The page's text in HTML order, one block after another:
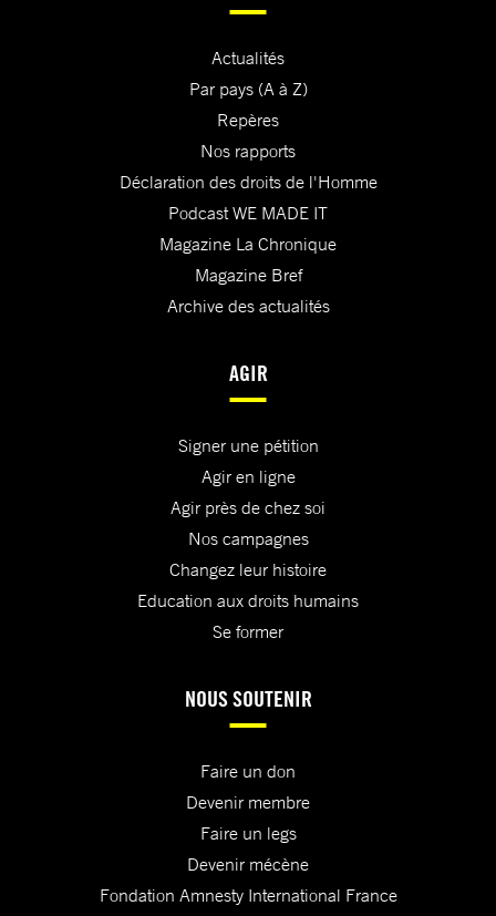
Actualités
Par pays (A à Z)
Repères
Nos rapports
Déclaration des droits de l'Homme
Podcast WE MADE IT
Magazine La Chronique
Magazine Bref
Archive des actualités
AGIR
Signer une pétition
Agir en ligne
Agir près de chez soi
Nos campagnes
Changez leur histoire
Education aux droits humains
Se former
NOUS SOUTENIR
Faire un don
Devenir membre
Faire un legs
Devenir mécène
Fondation Amnesty International France